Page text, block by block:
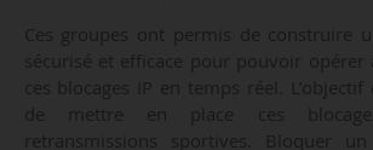
Ces groupes ont permis de construire
sécurisé et efficace pour pouvoir opérer
ces blocages IP en temps réel. L’objectif
de mettre en place ces
retransmissions sportives. Bloquer